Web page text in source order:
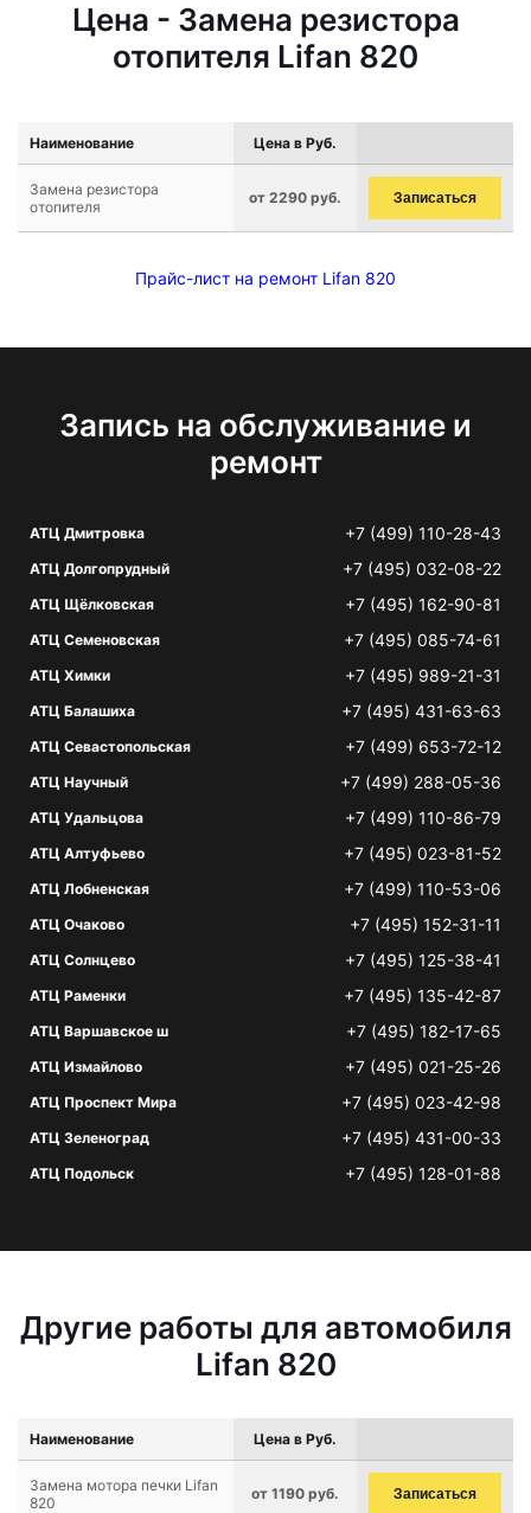
Цена - Замена резистора
отопителя Lifan 820
Наименование Цена в Руб.
Замена резистора
отопителя
от 2290 руб. Записаться
Прайс-лист на ремонт Lifan 820
Запись на обслуживание и
ремонт
АТЦ Дмитровка +7 (499) 110-28-43
АТЦ Долгопрудный +7 (495) 032-08-22
АТЦ Щёлковская +7 (495) 162-90-81
АТЦ Семеновская +7 (495) 085-74-61
АТЦ Химки +7 (495) 989-21-31
АТЦ Балашиха +7 (495) 431-63-63
АТЦ Севастопольская +7 (499) 653-72-12
АТЦ Научный +7 (499) 288-05-36
АТЦ Удальцова +7 (499) 110-86-79
АТЦ Алтуфьево +7 (495) 023-81-52
АТЦ Лобненская +7 (499) 110-53-06
АТЦ Очаково +7 (495) 152-31-11
АТЦ Солнцево +7 (495) 125-38-41
АТЦ Раменки +7 (495) 135-42-87
АТЦ Варшавское ш +7 (495) 182-17-65
АТЦ Измайлово +7 (495) 021-25-26
АТЦ Проспект Мира +7 (495) 023-42-98
АТЦ Зеленоград +7 (495) 431-00-33
АТЦ Подольск +7 (495) 128-01-88
Другие работы для автомобиля
Lifan 820
Наименование Цена в Руб.
Замена мотора печки Lifan
820
от 1190 руб. Записаться